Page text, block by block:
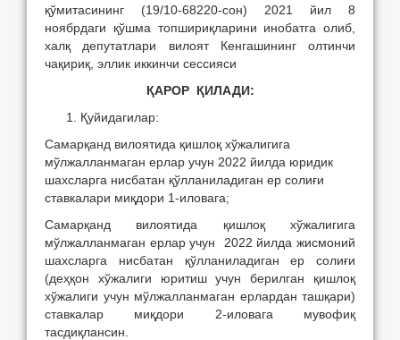
қўмитасининг (19/10-68220-сон) 2021 йил 8
ноябрдаги қўшма топшириқларини инобатга олиб,
халқ депутатлари вилоят Кенгашининг олтинчи
чақириқ, эллик иккинчи сессияси
ҚАРОР ҚИЛАДИ:
Қуйидагилар:
Самарқанд вилоятида қишлоқ хўжалигига
мўлжалланмаган ерлар учун 2022 йилда юридик
шахсларга нисбатан қўлланиладиган ер солиғи
ставкалари миқдори 1-иловага;
Самарқанд вилоятида қишлоқ хўжалигига
мўлжалланмаган ерлар учун 2022 йилда жисмоний
шахсларга нисбатан қўлланиладиган ер солиғи
(деҳқон хўжалиги юритиш учун берилган қишлоқ
хўжалиги учун мўлжалланмаган ерлардан ташқари)
ставкалар миқдори 2-иловага мувофиқ
тасдиқлансин.